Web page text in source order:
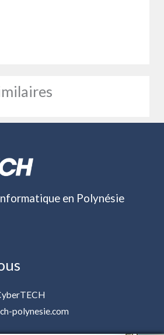
en Polynésie
polynesie.com